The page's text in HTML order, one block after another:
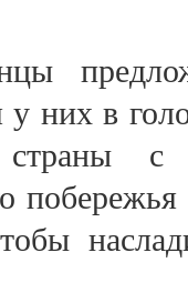
них в
с